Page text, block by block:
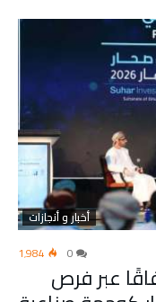
أخبار و أنجازات
1٬984
عبر فرص